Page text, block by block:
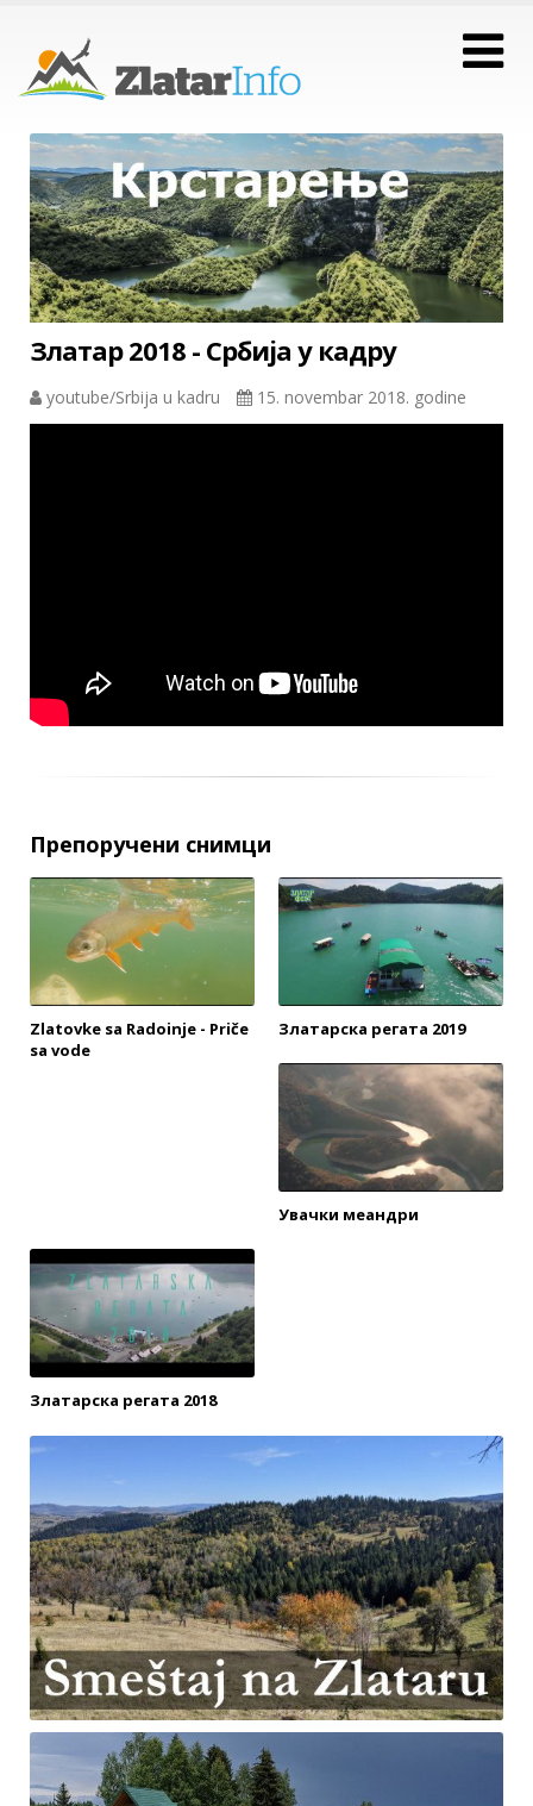
Златар 2018 - Србија у кадру
youtube/Srbija u kadru 15. novembar 2018. godine
Препоручени снимци
Zlatovke sa Radoinje - Priče
sa vode
Златарска регата 2019
Увачки меандри
Златарска регата 2018